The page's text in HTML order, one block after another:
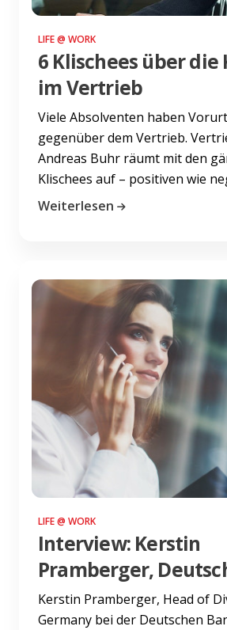
LIFE @ WORK
6 Klischees über die
im Vertrieb
Viele Absolventen haben
gegenüber dem Vertrieb.
Andreas Buhr räumt mit den
Klischees auf – positiven wie
Weiterlesen
LIFE @ WORK
Interview: Kerstin
Pramberger,
Kerstin Pramberger, Head of
Germany bei der Deutschen